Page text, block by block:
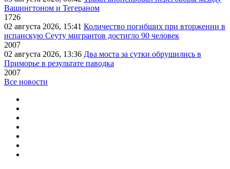
Вашингтоном и Тегераном
1726
02 августа 2026, 15:41 Количество погибших при вторжении в
испанскую Сеуту мигрантов достигло 90 человек
2007
02 августа 2026, 13:36 Два моста за сутки обрушились в
Приморье в результате паводка
2007
Все новости